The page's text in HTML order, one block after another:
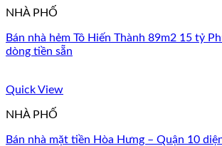
NHÀ PHỐ
Bán nhà hẻm Tô Hiến Thành 89m2 15 tỷ
dòng tiền sẵn
Quick View
NHÀ PHỐ
Bán nhà mặt tiền Hòa Hưng – Quận 10